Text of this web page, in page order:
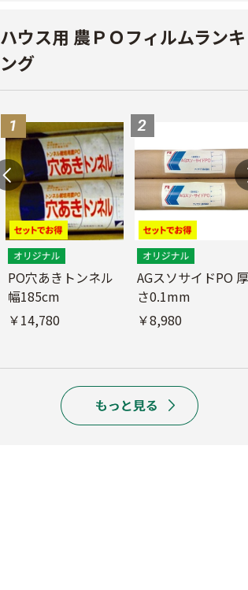
ハウス用 農ＰＯフィルムランキ
ング
PO穴あきトンネル
幅185cm
￥14,780
AGスソサイドPO 厚
さ0.1mm
￥8,980